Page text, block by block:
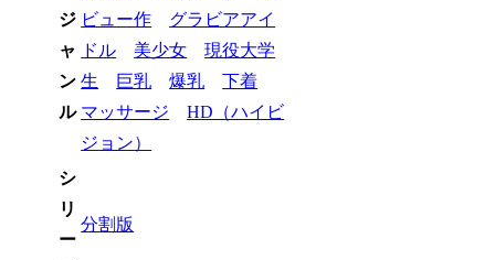
ジ
ャ
ン
ル
ビュー作
グラビアアイ
ドル
美少女
現役大学
生
巨乳 爆乳
下着
マッサージ
HD（ハイビ
ジョン）
シ
リ
ー
分割版